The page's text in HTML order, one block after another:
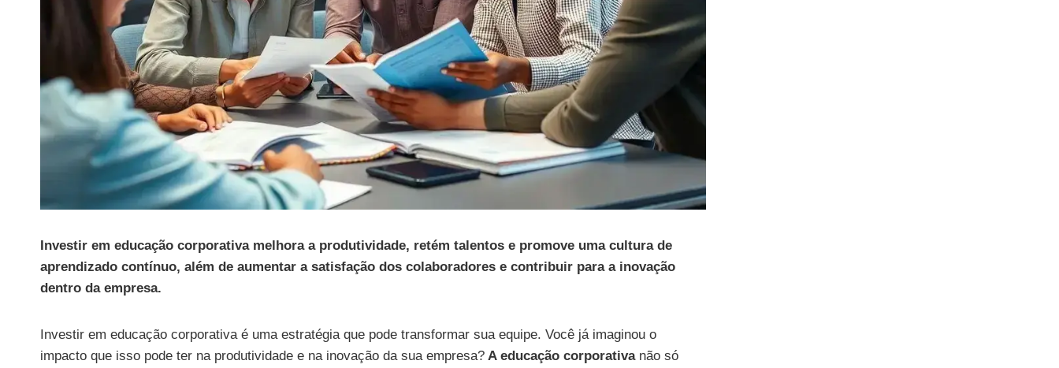
Investir em educação corporativa melhora a produtividade, retém talentos e promove uma cultura de
aprendizado contínuo, além de aumentar a satisfação dos colaboradores e contribuir para a inovação
dentro da empresa.
Investir em educação corporativa é uma estratégia que pode transformar sua equipe. Você já imaginou o
impacto que isso pode ter na produtividade e na inovação da sua empresa? A educação corporativanão só